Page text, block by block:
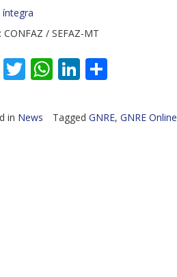
íntegra
CONFAZ / SEFAZ-MT
Facebook
Twitter
WhatsApp
LinkedIn
in News Tagged GNRE, GNRE Online